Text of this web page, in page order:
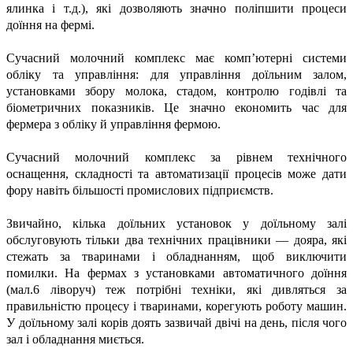
ялинка і т.д.), які дозволяють значно поліпшити процеси
доїння на фермі.
Сучасний молочний комплекс має комп’ютерні системи
обліку та управління: для управління доїльним залом,
установками збору молока, стадом, контролю годівлі та
біометричних показників. Це значно економить час для
фермера з обліку й управління фермою.
Сучасний молочний комплекс за рівнем технічного
оснащення, складності та автоматизації процесів може дати
фору навіть більшості промислових підприємств.
Звичайно, кілька доїльних установок у доїльному залі
обслуговують тільки два технічних працівники — дояра, які
стежать за тваринами і обладнанням, щоб виключити
помилки. На фермах з установками автоматичного доїння
(мал.6 ліворуч) теж потрібні техніки, які дивляться за
правильністю процесу і тваринами, корегують роботу машин.
У доїльному залі корів доять зазвичай двічі на день, після чого
зал і обладнання миється.